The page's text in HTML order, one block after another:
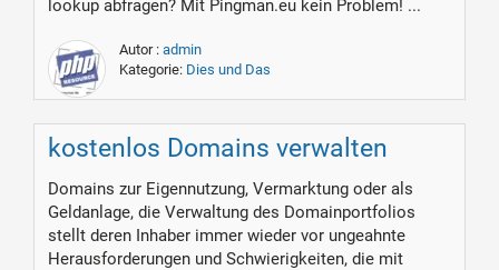
lookup abfragen? Mit Pingman.eu kein Problem! ...
Autor : admin
Kategorie: Dies und Das
kostenlos Domains verwalten
Domains zur Eigennutzung, Vermarktung oder als
Geldanlage, die Verwaltung des Domainportfolios
stellt deren Inhaber immer wieder vor ungeahnte
Herausforderungen und Schwierigkeiten, die mit